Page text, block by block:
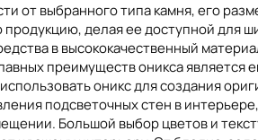
Вьетнам Тунис
от выбранного типа камня, его
делая ее доступной для
в высококачественный
преимуществ оникса является
оникс для создания
подсветочных стен в
Большой выбор цветов и